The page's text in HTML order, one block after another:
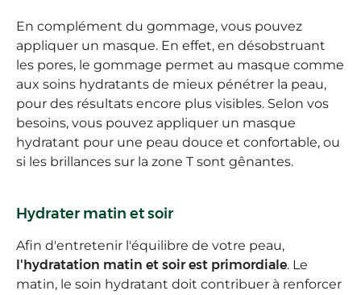
En complément du gommage, vous pouvez
appliquer un masque. En effet, en désobstruant
les pores, le gommage permet au masque comme
aux soins hydratants de mieux pénétrer la peau,
pour des résultats encore plus visibles. Selon vos
besoins, vous pouvez appliquer un masque
hydratant pour une peau douce et confortable, ou
si les brillances sur la zone T sont gênantes.
Hydrater matin et soir
Afin d'entretenir l'équilibre de votre peau,
l'hydratation matin et soir est primordiale. Le
matin, le soin hydratant doit contribuer à renforcer